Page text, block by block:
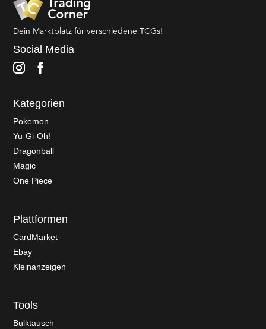
Dein Marktplatz für verschiedene TCGs!
Social Media
Kategorien
Pokemon
Yu-Gi-Oh!
Dragonball
Magic
One Piece
Plattformen
CardMarket
Ebay
Kleinanzeigen
Tools
Bulktausch